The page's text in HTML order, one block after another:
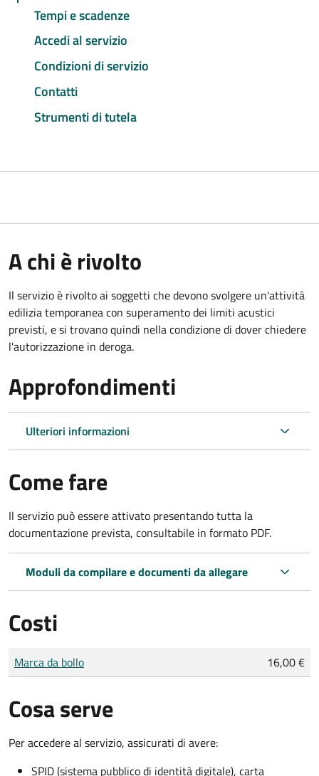
Tempi e scadenze
Accedi al servizio
Condizioni di servizio
Contatti
Strumenti di tutela
A chi è rivolto
Il servizio è rivolto ai soggetti che devono svolgere un'attività
edilizia temporanea con superamento dei limiti acustici
previsti, e si trovano quindi nella condizione di dover chiedere
l'autorizzazione in deroga.
Approfondimenti
Ulteriori informazioni
Come fare
Il servizio può essere attivato presentando tutta la
documentazione prevista, consultabile in formato PDF.
Moduli da compilare e documenti da allegare
Costi
Tipo di pagamento
Importo
Marca da bollo 16,00 €
Cosa serve
Per accedere al servizio, assicurati di avere:
SPID (sistema pubblico di identità digitale), carta